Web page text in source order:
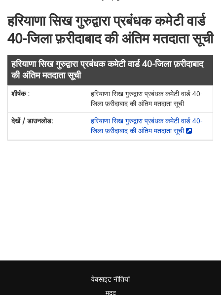
हरियाणा सिख गुरुद्वारा प्रबंधक कमेटी वार्ड
40-जिला फ़रीदाबाद की अंतिम मतदाता सूची
हरियाणा सिख गुरुद्वारा प्रबंधक कमेटी वार्ड 40-जिला फ़रीदाबाद
की अंतिम मतदाता सूची
हरियाणा सिख गुरुद्वारा प्रबंधक कमेटी वार्ड 40-
जिला फ़रीदाबाद की अंतिम मतदाता सूची
हरियाणा सिख गुरुद्वारा प्रबंधक कमेटी वार्ड 40-
जिला फ़रीदाबाद की अंतिम मतदाता सूची
वेबसाइट नीतियां